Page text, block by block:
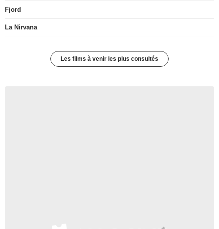
Fjord
La Nirvana
Les films à venir les plus consultés